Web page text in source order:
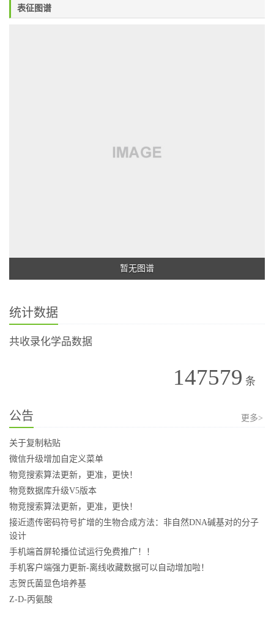
表征图谱
暂无图谱
统计数据
共收录化学品数据
147579 条
公告 更多>
关于复制粘贴
微信升级增加自定义菜单
物竞搜索算法更新，更准，更快！
物竞数据库升级V5版本
物竞搜索算法更新，更准，更快！
接近遗传密码符号扩增的生物合成方法：非自然DNA碱基对的分子
设计
手机端首屏轮播位试运行免费推广！！
手机客户端强力更新-离线收藏数据可以自动增加啦！
志贺氏菌显色培养基
Z-D-丙氨酸